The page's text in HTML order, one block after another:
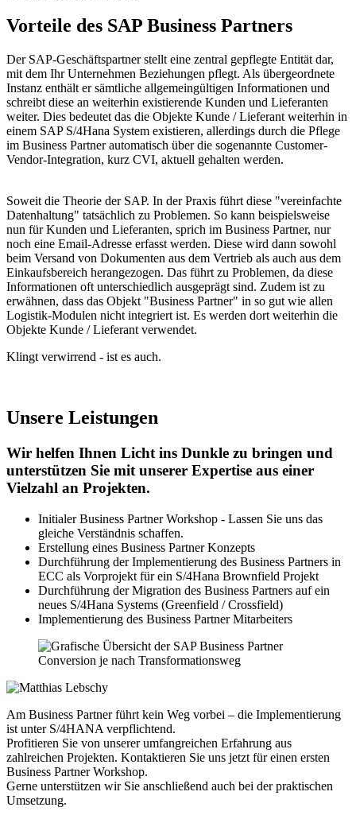
Vorteile des SAP Business Partners
Der SAP-Geschäftspartner stellt eine zentral gepflegte Entität dar,
mit dem Ihr Unternehmen Beziehungen pflegt. Als übergeordnete
Instanz enthält er sämtliche allgemeingültigen Informationen und
schreibt diese an weiterhin existierende Kunden und Lieferanten
weiter. Dies bedeutet das die Objekte Kunde / Lieferant weiterhin in
einem SAP S/4Hana System existieren, allerdings durch die Pflege
im Business Partner automatisch über die sogenannte Customer-
Vendor-Integration, kurz CVI, aktuell gehalten werden.
Soweit die Theorie der SAP. In der Praxis führt diese "vereinfachte
Datenhaltung" tatsächlich zu Problemen. So kann beispielsweise
nun für Kunden und Lieferanten, sprich im Business Partner, nur
noch eine Email-Adresse erfasst werden. Diese wird dann sowohl
beim Versand von Dokumenten aus dem Vertrieb als auch aus dem
Einkaufsbereich herangezogen. Das führt zu Problemen, da diese
Informationen oft unterschiedlich ausgeprägt sind. Zudem ist zu
erwähnen, dass das Objekt "Business Partner" in so gut wie allen
Logistik-Modulen nicht integriert ist. Es werden dort weiterhin die
Objekte Kunde / Lieferant verwendet.
Klingt verwirrend - ist es auch.
Unsere Leistungen
Wir helfen Ihnen Licht ins Dunkle zu bringen und
unterstützen Sie mit unserer Expertise aus einer
Vielzahl an Projekten.
Initialer Business Partner Workshop - Lassen Sie uns das
gleiche Verständnis schaffen.
Erstellung eines Business Partner Konzepts
Durchführung der Implementierung des Business Partners in
ECC als Vorprojekt für ein S/4Hana Brownfield Projekt
Durchführung der Migration des Business Partners auf ein
neues S/4Hana Systems (Greenfield / Crossfield)
Implementierung des Business Partner Mitarbeiters
Am Business Partner führt kein Weg vorbei – die Implementierung
ist unter S/4HANA verpflichtend.
Profitieren Sie von unserer umfangreichen Erfahrung aus
zahlreichen Projekten. Kontaktieren Sie uns jetzt für einen ersten
Business Partner Workshop.
Gerne unterstützen wir Sie anschließend auch bei der praktischen
Umsetzung.